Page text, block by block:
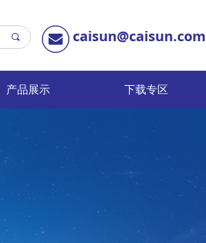
产品展示 下载专区
끠 caisun@caisun.com